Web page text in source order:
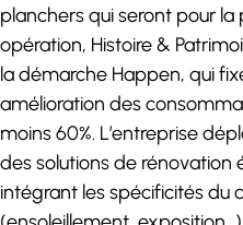
planchers qui seront pour
opération, Histoire &
la démarche Happen, qui
amélioration des
moins 60%. L’entreprise
des solutions de rénovation
intégrant les spécificités du